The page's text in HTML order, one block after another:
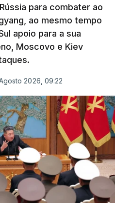
para combater ao
ao mesmo tempo
apoio para a sua
Moscovo e Kiev
2026, 09:22